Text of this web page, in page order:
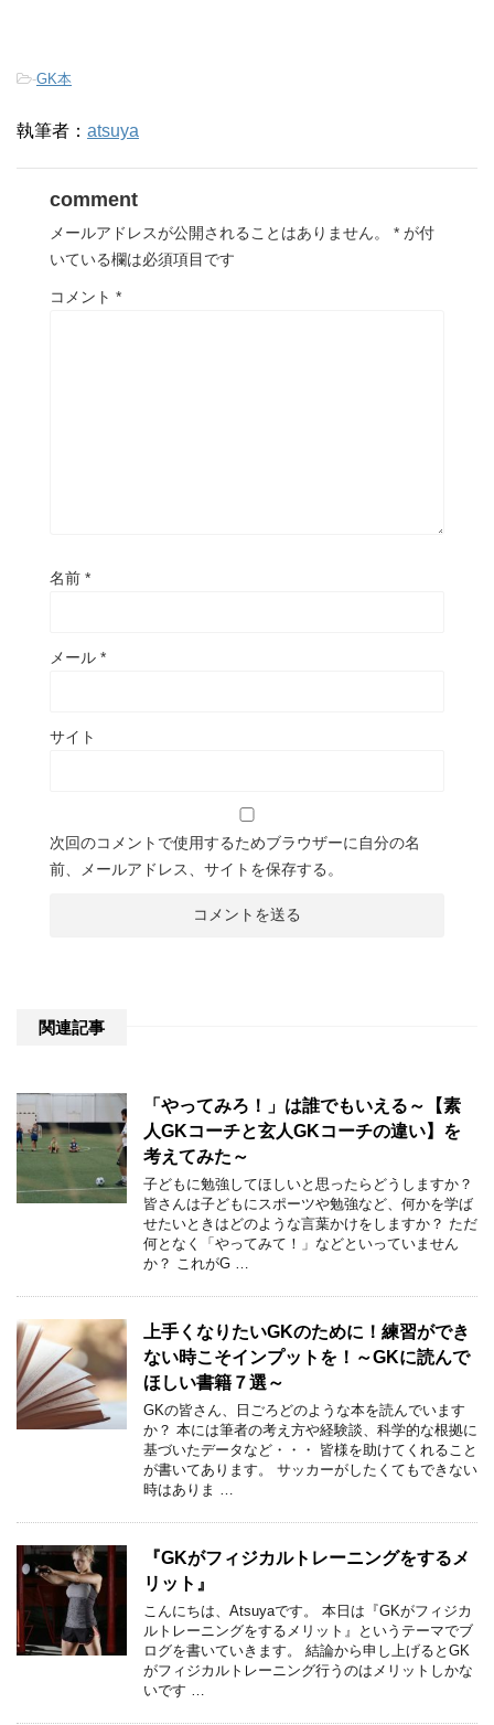
-GK本
執筆者： atsuya
comment
メールアドレスが公開されることはありません。 * が付
いている欄は必須項目です
コメント *
名前 *
メール *
サイト
次回のコメントで使用するためブラウザーに自分の名
前、メールアドレス、サイトを保存する。
関連記事
「やってみろ！」は誰でもいえる～【素
人GKコーチと玄人GKコーチの違い】を
考えてみた～
子どもに勉強してほしいと思ったらどうしますか？
皆さんは子どもにスポーツや勉強など、何かを学ば
せたいときはどのような言葉かけをしますか？ ただ
何となく「やってみて！」などといっていません
か？ これがG …
上手くなりたいGKのために！練習ができ
ない時こそインプットを！～GKに読んで
ほしい書籍７選～
GKの皆さん、日ごろどのような本を読んでいます
か？ 本には筆者の考え方や経験談、科学的な根拠に
基づいたデータなど・・・ 皆様を助けてくれること
が書いてあります。 サッカーがしたくてもできない
時はありま …
『GKがフィジカルトレーニングをするメ
リット』
こんにちは、Atsuyaです。 本日は『GKがフィジカ
ルトレーニングをするメリット』というテーマでブ
ログを書いていきます。 結論から申し上げるとGK
がフィジカルトレーニング行うのはメリットしかな
いです …